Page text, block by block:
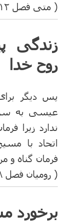
( متی فصل ۱۲ آیه ۴ تا ۷ )
زندگی
روح خدا
پس دیگر
عیسی به سر
ندارد زیرا
اتحاد با
فرمان گناه و
( رومیان فصل ۸ آیه ۱ و ۲ )
برخورد